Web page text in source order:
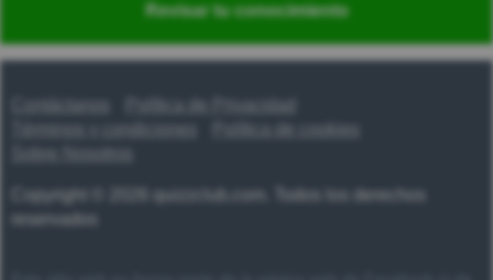
Revisar tu conocimiento
Українська हिन्दी 한국어 汉语
Contáctanos
Política de Privacidad
Términos y condiciones
Copyright © 2026 quizzclub.com. Todos los derechos
reservados